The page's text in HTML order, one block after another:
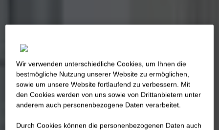
Wir verwenden unterschiedliche Cookies, um Ihnen die
best­mögliche Nutzung unserer Website zu ermöglichen,
sowie um unsere Website fortlaufend zu verbessern. Mit
den Cookies werden von uns sowie von Drittanbietern unter
anderem auch personenbezogene Daten verarbeitet.
Durch Cookies können die personenbezogenen Daten auch